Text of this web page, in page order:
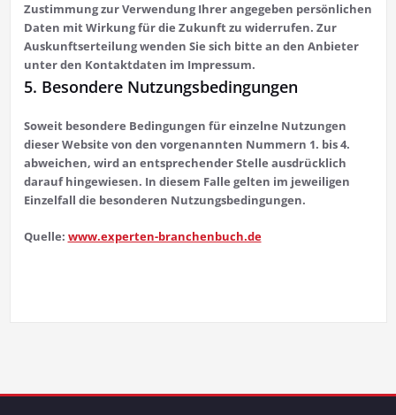
Zustimmung zur Verwendung Ihrer angegeben persönlichen
Daten mit Wirkung für die Zukunft zu widerrufen. Zur
Auskunftserteilung wenden Sie sich bitte an den Anbieter
unter den Kontaktdaten im Impressum.
5. Besondere Nutzungsbedingungen
Soweit besondere Bedingungen für einzelne Nutzungen
dieser Website von den vorgenannten Nummern 1. bis 4.
abweichen, wird an entsprechender Stelle ausdrücklich
darauf hingewiesen. In diesem Falle gelten im jeweiligen
Einzelfall die besonderen Nutzungsbedingungen.
Quelle: www.experten-branchenbuch.de